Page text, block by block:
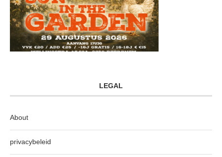
LEGAL
About
privacybeleid